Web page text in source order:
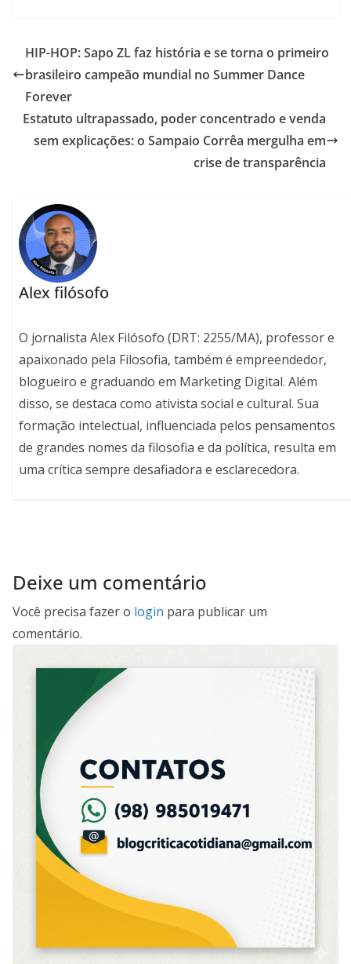
HIP-HOP: Sapo ZL faz história e se torna o primeiro
brasileiro campeão mundial no Summer Dance
Forever
Estatuto ultrapassado, poder concentrado e venda
sem explicações: o Sampaio Corrêa mergulha em
crise de transparência
Alex filósofo
O jornalista Alex Filósofo (DRT: 2255/MA), professor e
apaixonado pela Filosofia, também é empreendedor,
blogueiro e graduando em Marketing Digital. Além
disso, se destaca como ativista social e cultural. Sua
formação intelectual, influenciada pelos pensamentos
de grandes nomes da filosofia e da política, resulta em
uma crítica sempre desafiadora e esclarecedora.
Deixe um comentário
Você precisa fazer o login para publicar um
comentário.